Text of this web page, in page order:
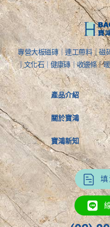
專營大板磁磚｜連工帶料｜磁
｜文化石｜健康磚｜收邊條｜
產品介紹
關於寶鴻
寶鴻新知